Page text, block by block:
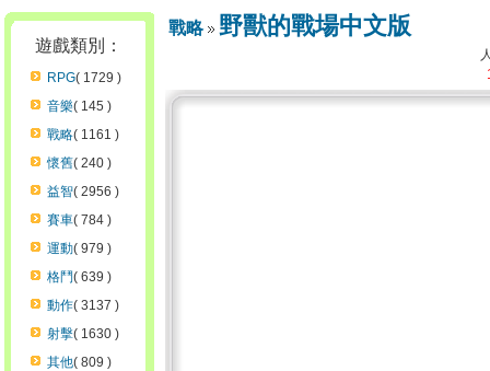
遊戲類別：
RPG( 1729 )
音樂( 145 )
戰略( 1161 )
懷舊( 240 )
益智( 2956 )
賽車( 784 )
運動( 979 )
格鬥( 639 )
動作( 3137 )
射擊( 1630 )
其他( 809 )
戰略 野獸的戰場中文版